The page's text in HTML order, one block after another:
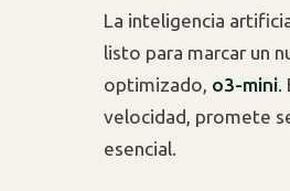
La inteligencia
listo para marcar un
optimizado, o3-mini
velocidad, promete
esencial.